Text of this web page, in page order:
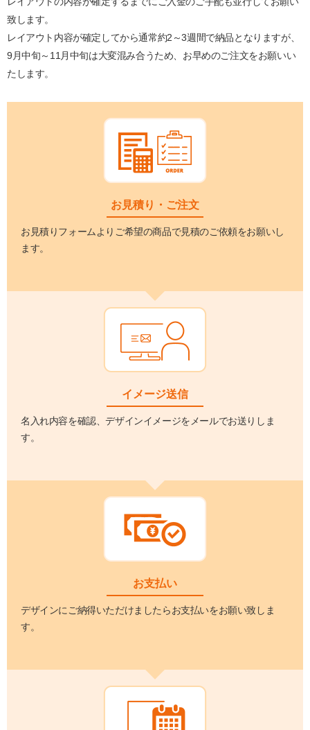
致します。
レイアウト内容が確定してから通常約2～3週間で納品となりますが、
9月中旬～11月中旬は大変混み合うため、お早めのご注文をお願いい
たします。
お見積り・ご注文
お見積りフォームよりご希望の商品で見積のご依頼をお願いし
ます。
イメージ送信
名入れ内容を確認、デザインイメージをメールでお送りしま
す。
お支払い
デザインにご納得いただけましたらお支払いをお願い致しま
す。